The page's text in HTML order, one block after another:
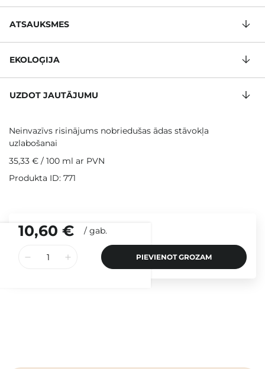
10,60 € / gab.
PIEVIENOT GROZAM
ATSAUKSMES
EKOLOĢIJA
UZDOT JAUTĀJUMU
Neinvazīvs risinājums nobriedušas ādas stāvokļa
uzlabošanai
35,33 € / 100 ml ar PVN
Produkta ID: 771